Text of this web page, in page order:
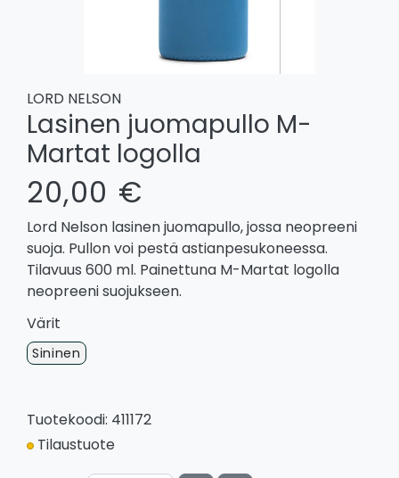
LORD NELSON
Lasinen juomapullo M-
Martat logolla
20,00 €
Lord Nelson lasinen juomapullo, jossa neopreeni
suoja. Pullon voi pestä astianpesukoneessa.
Tilavuus 600 ml. Painettuna M-Martat logolla
neopreeni suojukseen.
Värit
Sininen
Tuotekoodi: 411172
Tilaustuote